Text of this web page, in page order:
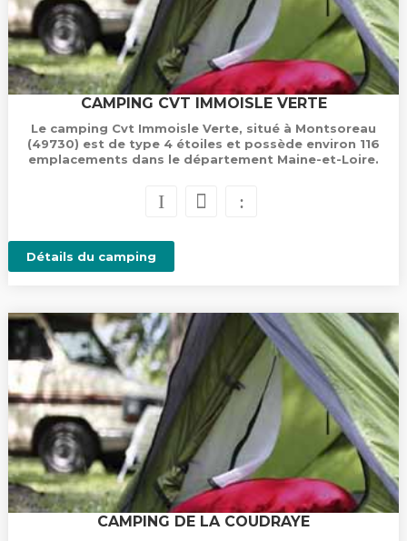
CAMPING CVT IMMOISLE VERTE
Le camping Cvt Immoisle Verte, situé à Montsoreau
(49730) est de type 4 étoiles et possède environ 116
emplacements dans le département Maine-et-Loire.
Détails du camping
CAMPING DE LA COUDRAYE